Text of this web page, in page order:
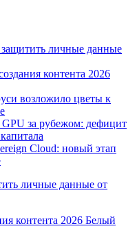
защитить личные данные
контента 2026
возложило цветы к
за рубежом: дефицит
Cloud: новый этап
личные данные от
контента 2026 Белый